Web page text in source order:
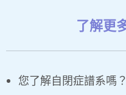
了解更
您了解自閉症譜系嗎？